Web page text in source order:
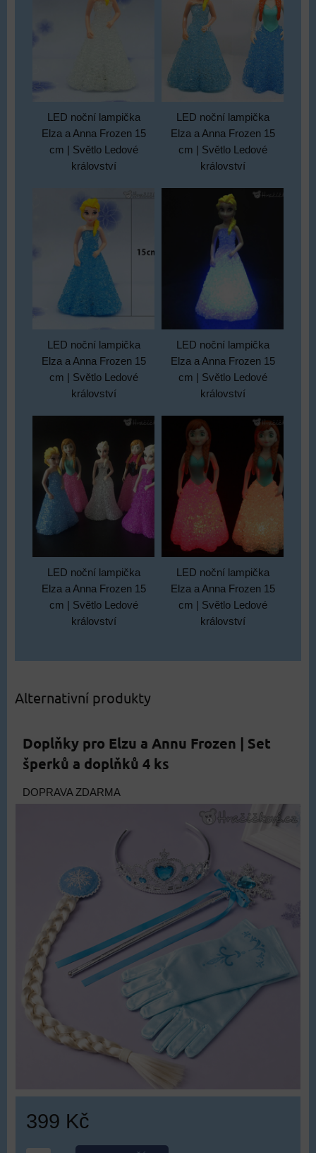
LED noční lampička
Elza a Anna Frozen 15
cm | Světlo Ledové
království
LED noční lampička
Elza a Anna Frozen 15
cm | Světlo Ledové
království
LED noční lampička
Elza a Anna Frozen 15
cm | Světlo Ledové
království
LED noční lampička
Elza a Anna Frozen 15
cm | Světlo Ledové
království
LED noční lampička
Elza a Anna Frozen 15
cm | Světlo Ledové
království
LED noční lampička
Elza a Anna Frozen 15
cm | Světlo Ledové
království
Alternativní produkty
Doplňky pro Elzu a Annu Frozen | Set
šperků a doplňků 4 ks
DOPRAVA ZDARMA
399 Kč